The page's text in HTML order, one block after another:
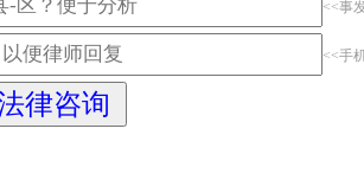
<<事
<<手